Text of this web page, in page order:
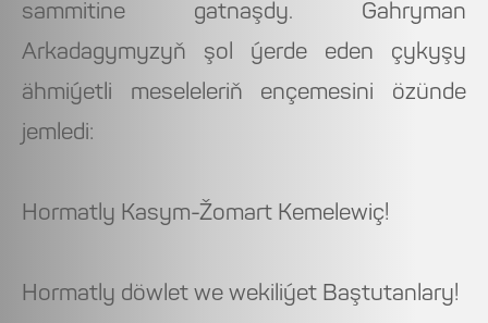
sammitine gatnaşdy. Gahryman
Arkadagymyzyň şol ýerde eden çykyşy
ähmiýetli meseleleriň ençemesini özünde
jemledi:
Hormatly Kasym-Žomart Kemelewiç!
Hormatly döwlet we wekiliýet Baştutanlary!